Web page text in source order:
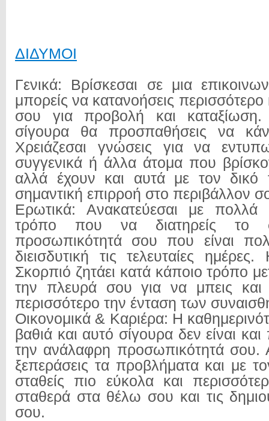
ΔΙΔΥΜΟΙ
Γενικά: Βρίσκεσαι σε μια
μπορείς να κατανοήσεις
σου για προβολή και
σίγουρα θα προσπαθήσεις να
Χρειάζεσαι γνώσεις για να
συγγενικά ή άλλα άτομα που
αλλά έχουν και αυτά με τον δικό
σημαντική επιρροή στο περιβάλλον
Ερωτικά: Ανακατεύεσαι με
τρόπο που να διατηρείς το
προσωπικότητά σου που είναι
διεισδυτική τις τελευταίες
Σκορπιό ζητάει κατά κάποιο τρόπο
την πλευρά σου για να μπεις και
περισσότερο την ένταση των
Οικονομικά & Καριέρα: Η
βαθιά και αυτό σίγουρα δεν είναι
την ανάλαφρη προσωπικότητά σου.
ξεπεράσεις τα προβλήματα και με
σταθείς πιο εύκολα και
σταθερά στα θέλω σου και τις
σου.